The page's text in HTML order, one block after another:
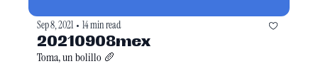
Sep 8, 2021 • 14 min read
20210908mex
Toma, un bolillo 🥖